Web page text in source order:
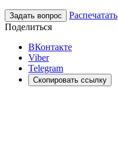
Задать вопрос
Распечатать
Поделиться
ВКонтакте
Viber
Telegram
Скопировать ссылку